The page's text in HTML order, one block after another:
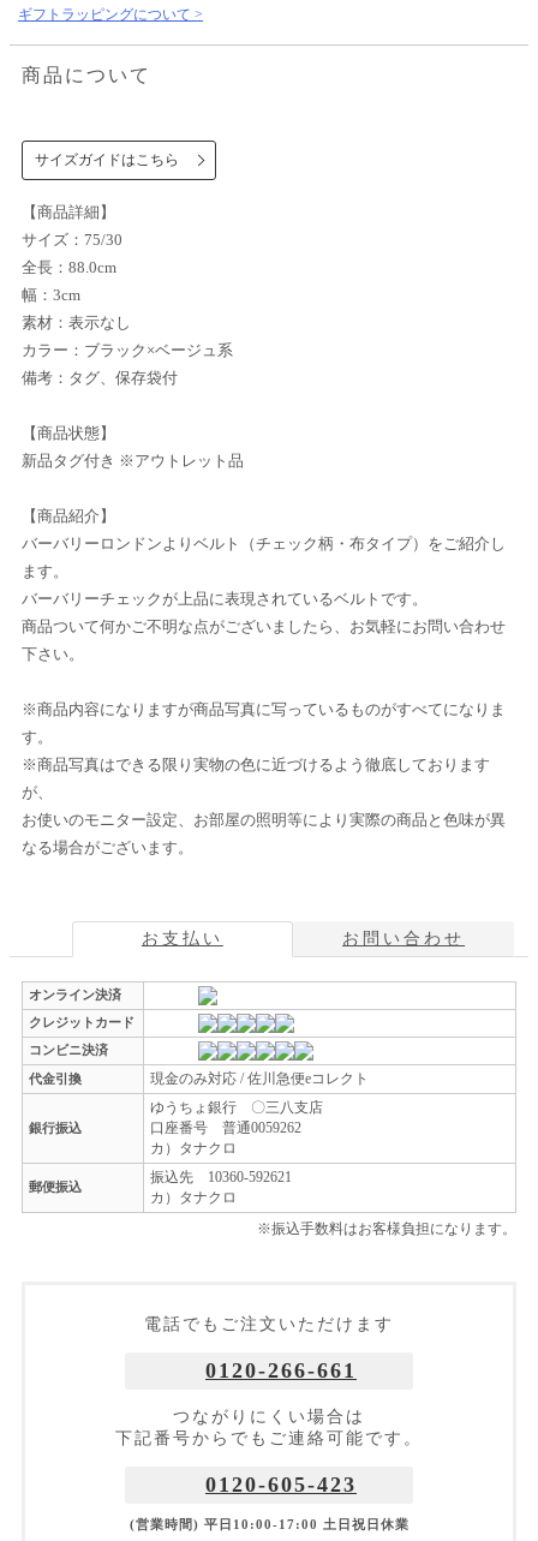
ギフトラッピングについて >
商品について
サイズガイドはこちら
【商品詳細】
サイズ：75/30
全長：88.0cm
幅：3cm
素材：表示なし
カラー：ブラック×ベージュ系
備考：タグ、保存袋付
【商品状態】
新品タグ付き ※アウトレット品
【商品紹介】
バーバリーロンドンよりベルト（チェック柄・布タイプ）をご紹介し
ます。
バーバリーチェックが上品に表現されているベルトです。
商品ついて何かご不明な点がございましたら、お気軽にお問い合わせ
下さい。
※商品内容になりますが商品写真に写っているものがすべてになりま
す。
※商品写真はできる限り実物の色に近づけるよう徹底しております
が、
お使いのモニター設定、お部屋の照明等により実際の商品と色味が異
なる場合がございます。
お支払い お問い合わせ
オンライン決済
クレジットカード
コンビニ決済
代金引換
現金のみ対応 / 佐川急便eコレクト
銀行振込
ゆうちょ銀行 〇三八支店
口座番号 普通0059262
カ）タナクロ
郵便振込
振込先 10360-592621
カ）タナクロ
※振込手数料はお客様負担になります。
電話でもご注文いただけます
0120-266-661
つながりにくい場合は
下記番号からでもご連絡可能です。
0120-605-423
(営業時間) 平日10:00-17:00 土日祝日休業